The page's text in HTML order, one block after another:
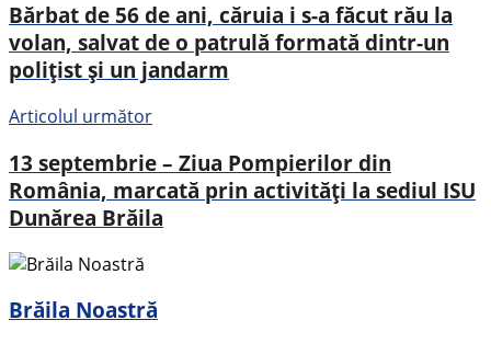
Bărbat de 56 de ani, căruia i s-a făcut rău la
volan, salvat de o patrulă formată dintr-un
polițist și un jandarm
Articolul următor
13 septembrie – Ziua Pompierilor din
România, marcată prin activități la sediul ISU
Dunărea Brăila
Brăila Noastră